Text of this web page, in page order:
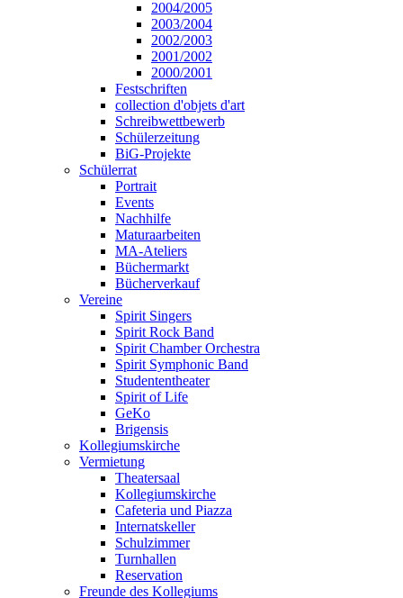
2004/2005
2003/2004
2002/2003
2001/2002
2000/2001
Festschriften
collection d'objets d'art
Schreibwettbewerb
Schülerzeitung
BiG-Projekte
Schülerrat
Portrait
Events
Nachhilfe
Maturaarbeiten
MA-Ateliers
Büchermarkt
Bücherverkauf
Vereine
Spirit Singers
Spirit Rock Band
Spirit Chamber Orchestra
Spirit Symphonic Band
Studententheater
Spirit of Life
GeKo
Brigensis
Kollegiumskirche
Vermietung
Theatersaal
Kollegiumskirche
Cafeteria und Piazza
Internatskeller
Schulzimmer
Turnhallen
Reservation
Freunde des Kollegiums